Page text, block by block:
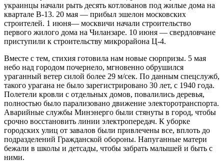
украинцы начали рыть де­сять котлованов под жилые дома на
квартале В-13. 20 мая — прибыл эшелон московских
строителей. 1 июня— москвичи начали строительство
первого жилого дома на Чиланзаре. 10 июня — свердловчане
приступили к строительству микрорайона Ц-4.
Вместе с тем, стихия готовила нам новые сюрпри­зы. 5 мая
небо над городом почернело, мгновенно обрушился
ураганный ветер силой более 29 м/сек. По данным спецслужб,
такого урагана не было зарегис­трировано 30 лет, с 1940 года.
Полетели кровли с от­дельных домов, повалились деревья,
полностью было парализовано движение электоротранспорта.
Аварий­ные службы Минэнерго были стянуты в город, чтобы
срочно восстановить линии электропередач. К уборке
городских улиц от завалов были привлечены все, вплоть до
подразделений Гражданской обороны. Напуганные матери
бежали в школы и детсады, чтобы забрать малышей и быть с
ними.